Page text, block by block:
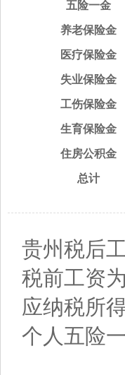
五险一金
养老保险金
医疗保险金
失业保险金
工伤保险金
生育保险金
住房公积金
总计
贵州税后
税前工资为
应纳税所
个人五险